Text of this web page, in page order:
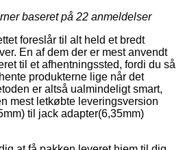
baseret på 22 anmeldelser
foreslår til alt held et bredt
En af dem der er mest anvendt
til et afhentningssted, fordi du så
produkterne lige når det
er altså ualmindeligt smart,
mest letkøbte leveringsversion
til jack adapter(6,35mm)